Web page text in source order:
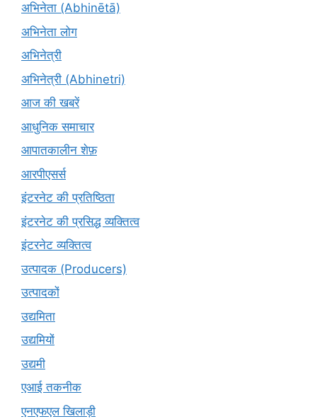
अभिनेता (Abhinētā)
अभिनेता लोग
अभिनेत्री
अभिनेत्री (Abhinetri)
आज की खबरें
आधुनिक समाचार
आपातकालीन शेफ़
आरपीएसर्स
इंटरनेट की प्रतिष्ठिता
इंटरनेट की प्रसिद्ध व्यक्तित्व
इंटरनेट व्यक्तित्व
उत्पादक (Producers)
उत्पादकों
उद्यमिता
उद्यमियों
उद्यमी
एआई तकनीक
एनएफएल खिलाड़ी